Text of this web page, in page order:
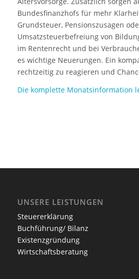
Bundesfinanzhofs für mehr
Grundsteuer, Pensionszusagen
Umsatzsteuerbefreiung von
im Rentenrecht und bei
es wichtige Neuerungen. Ein
rechtzeitig zu reagieren und
Die komplette Monatsinformation
UNSERE LEISTUNGEN
Steuererklärung
Buchführung/ Bilanz
Existenzgründung
Wirtschaftsberatung